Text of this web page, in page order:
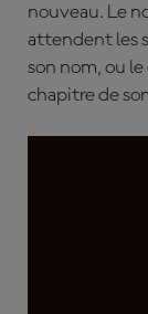
nouveau. Le
attendent les
son nom, ou
chapitre de